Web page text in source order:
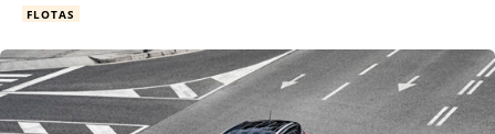
FLOTAS